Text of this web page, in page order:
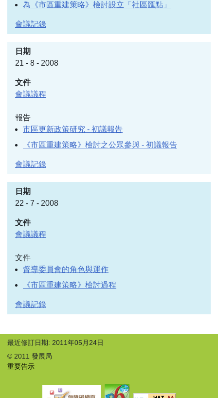
為《市區重建策略》檢討設立「社區匯點」
會議記錄
21 - 8 - 2008
會議議程
報告
市區更新政策研究 - 初議報告
《市區重建策略》檢討之公眾參與 - 初議報告
會議記錄
22 - 7 - 2008
會議議程
文件
督導委員會的角色與運作
《市區重建策略》檢討過程
會議記錄
最近修訂日期: 2011年05月24日
© 2011 發展局
重要告示